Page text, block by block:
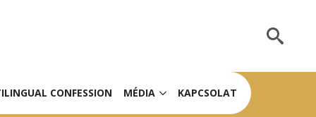
CONFESSION MÉDIA KAPCSOLAT